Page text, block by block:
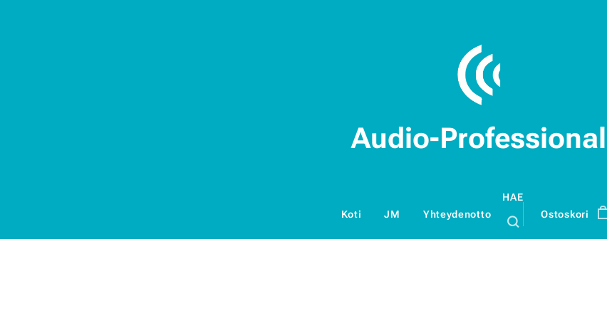
Audio-Professional
Koti JM Yhteydenotto
HAE
Ostoskori